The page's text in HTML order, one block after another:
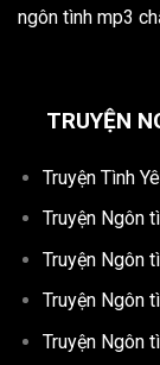
ngôn tình mp3
TRUYỆN
Truyện Tình
Truyện Ngôn
Truyện Ngôn
Truyện Ngôn
Truyện Ngôn